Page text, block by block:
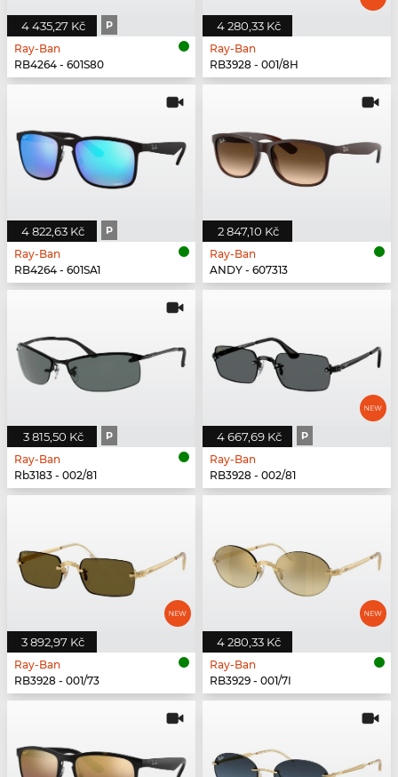
4 435,27 Kč P
Ray-Ban
RB4264 - 601S80
4 280,33 Kč
Ray-Ban
RB3928 - 001/8H
4 822,63 Kč P
Ray-Ban
RB4264 - 601SA1
2 847,10 Kč
Ray-Ban
ANDY - 607313
3 815,50 Kč P
Ray-Ban
Rb3183 - 002/81
4 667,69 Kč P
Ray-Ban
RB3928 - 002/81
3 892,97 Kč
Ray-Ban
RB3928 - 001/73
4 280,33 Kč
Ray-Ban
RB3929 - 001/7I